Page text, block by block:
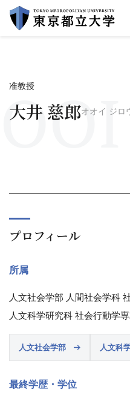
テ
ン
グローバルメニューにスキップ
准教授
大井 慈郎オオイ ジロ
プロフィール
所属
人文社会学部 人間社会学科
人文科学研究科 社会行動学
人文社会学部 人文科
最終学歴・学位